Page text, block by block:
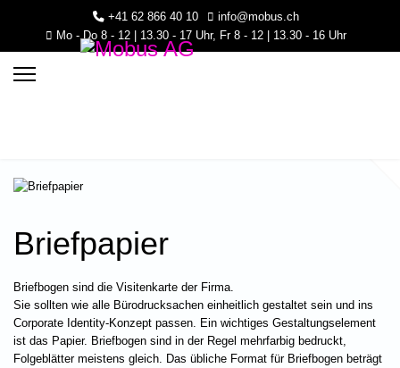
+41 62 866 40 10
info@mobus.ch
Mo - Do 8 - 12 | 13.30 - 17 Uhr, Fr 8 - 12 | 13.30 - 16 Uhr
Briefpapier
Briefbogen sind die Visitenkarte der Firma.
Sie sollten wie alle Bürodrucksachen einheitlich gestaltet sein und ins
Corporate Identity-Konzept passen. Ein wichtiges Gestaltungselement
ist das Papier. Briefbogen sind in der Regel mehrfarbig bedruckt,
Folgeblätter meistens gleich. Das übliche Format für Briefbogen beträgt
- 16 Uhr